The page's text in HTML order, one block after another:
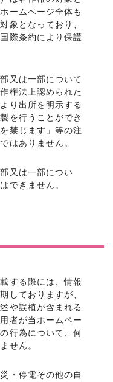
ームページ全体も
象となっており、
際条約により保護
又は一部について
権法上認められた
り出所を明示する
を行うことができ
禁じます」等の注
はありません。
又は一部につい
できません。
する際には、情報
しておりますが、
や誤植が含まれる
者が当ホームペー
行為について、何
せん。
・停電その他の自